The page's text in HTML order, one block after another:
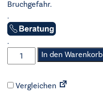
Bruchgefahr.
.
.
AEG
-
vollintegriert
In den Warenkorb
Vergleichen